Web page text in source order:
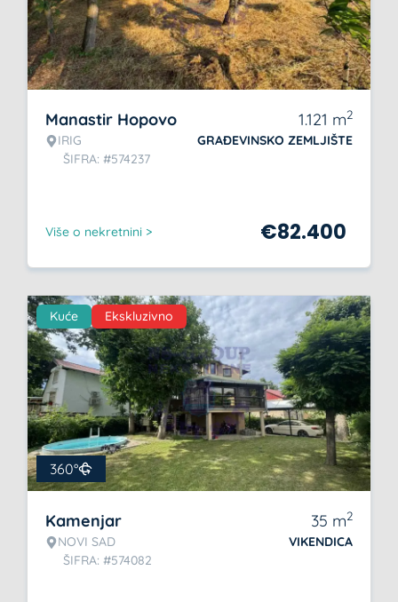
Manastir Hopovo
IRIG
ŠIFRA: #574237
1.121 m2
GRAĐEVINSKO ZEMLJIŠTE
Više o nekretnini > €82.400
Kuće Ekskluzivno
360°
Kamenjar
NOVI SAD
ŠIFRA: #574082
35 m2
VIKENDICA